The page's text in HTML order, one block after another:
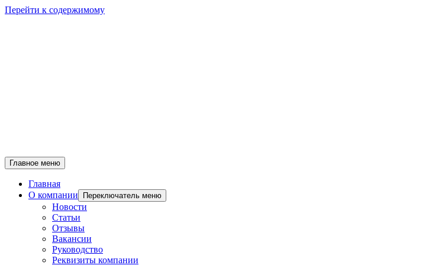
Перейти к содержимому
Главное меню
Главная
О компании
Переключатель меню
Новости
Статьи
Отзывы
Вакансии
Руководство
Реквизиты компании